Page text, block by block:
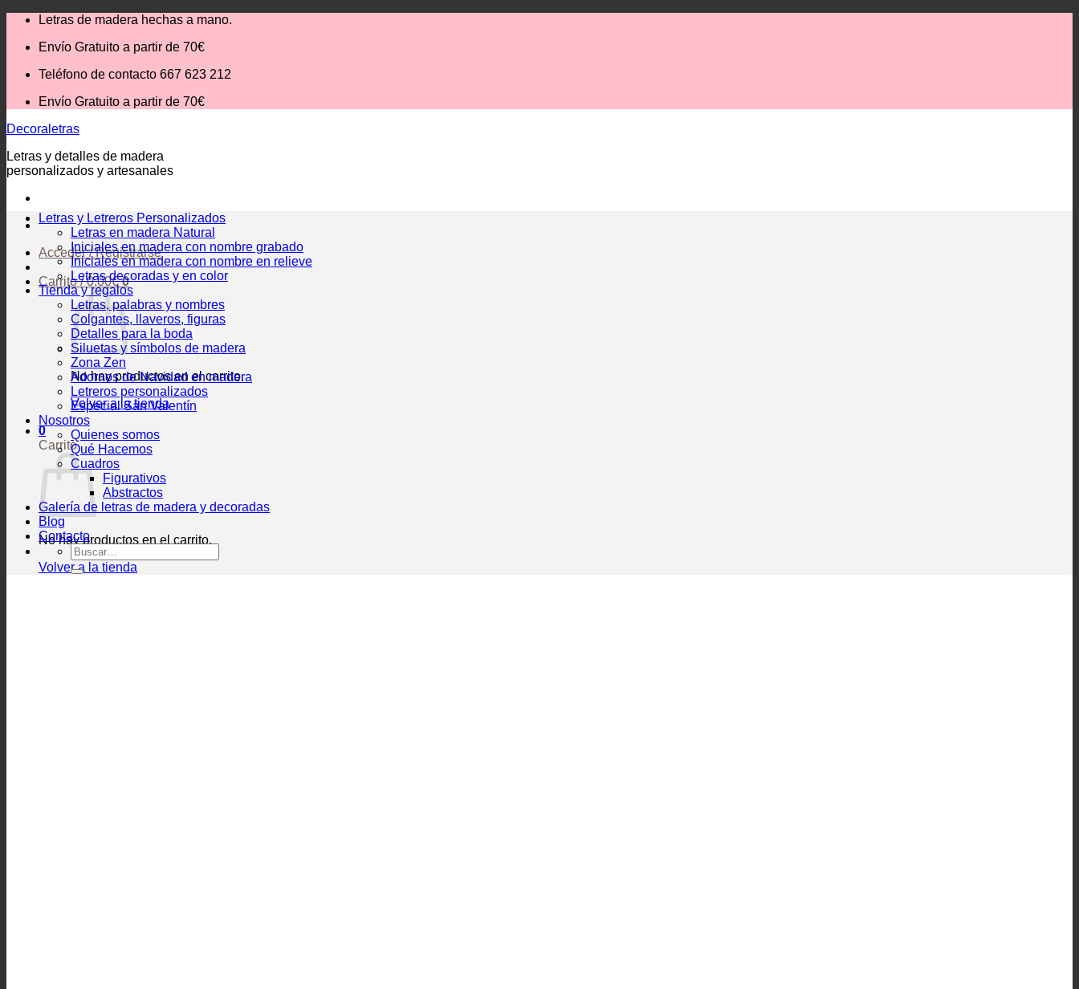
Saltar
contenido
Letras de madera hechas a mano.
Envío Gratuito a partir de 70€
Teléfono de contacto 667 623 212
Envío Gratuito a partir de 70€
Decoraletras
Letras y detalles de madera
personalizados y artesanales
Acceder / Registrarse
Carrito /0,00€ 0
No hay productos en el carrito.
Volver a la tienda
0
Carrito
No hay productos en el carrito.
Volver a la tienda
Letras y Letreros Personalizados
Letras en madera Natural
Iniciales en madera con nombre grabado
Iniciales en madera con nombre en relieve
Letras decoradas y en color
Tienda y regalos
Letras, palabras y nombres
Colgantes, llaveros, figuras
Detalles para la boda
Siluetas y símbolos de madera
Zona Zen
Adornos de Navidad en madera
Letreros personalizados
Especial San Valentín
Nosotros
Quienes somos
Qué Hacemos
Cuadros
Figurativos
Abstractos
Galería de letras de madera y decoradas
Blog
Contacto
Buscar
por: